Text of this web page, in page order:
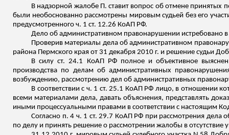
В надзорной жалобе П. ставит вопрос об отмене принятых
были необоснованно рассмотрены мировым судьей без его
предусмотренного ч. 1 ст. 12.26 КоАП РФ.
Дело об административном правонарушении истребовано
Проверив материалы дела об административном
района Пермского края от 31 декабря 2010 г. и решение судьи
В силу ст. 24.1 КоАП РФ полное и объективное
производства по делам об административных
возбуждению, рассмотрению дел об административных
В соответствии с ч. 1 ст. 25.1 КоАП РФ лицо, в отношении
всеми материалами дела, давать объяснения, представлять
иными процессуальными правами в соответствии с настоящим
Согласно п. 4 ч. 1 ст. 29.7 КоАП РФ при рассмотрения дела
по делу и принять решение о рассмотрении жалобы в